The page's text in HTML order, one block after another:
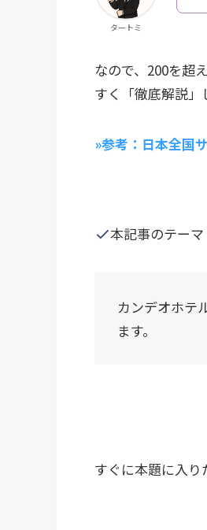
タートミ
なので、200を超
すく「徹底解説」
»参考：日本全国
本記事のテーマ
カンデオホテ
ます。
すぐに本題に入り